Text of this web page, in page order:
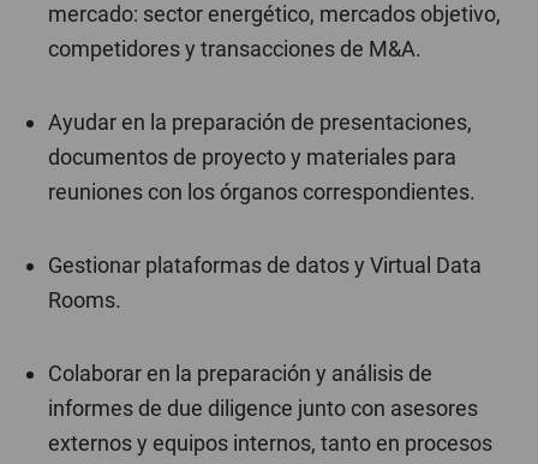
mercado: sector energético, mercados objetivo,
competidores y transacciones de M&A.
Ayudar en la preparación de presentaciones,
documentos de proyecto y materiales para
reuniones con los órganos correspondientes.
Gestionar plataformas de datos y Virtual Data
Rooms.
Colaborar en la preparación y análisis de
informes de due diligence junto con asesores
externos y equipos internos, tanto en procesos